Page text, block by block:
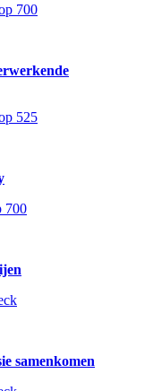
samenkomen